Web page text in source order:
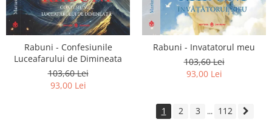
Rabuni - Confesiunile
Luceafarului de Dimineata
103,60 Lei
93,00 Lei
Rabuni - Invatatorul meu
103,60 Lei
93,00 Lei
1 2 3 ... 112